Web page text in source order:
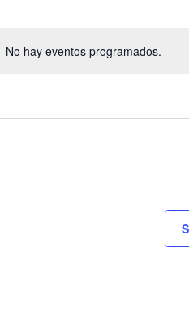
Aviso
No hay eventos programados.